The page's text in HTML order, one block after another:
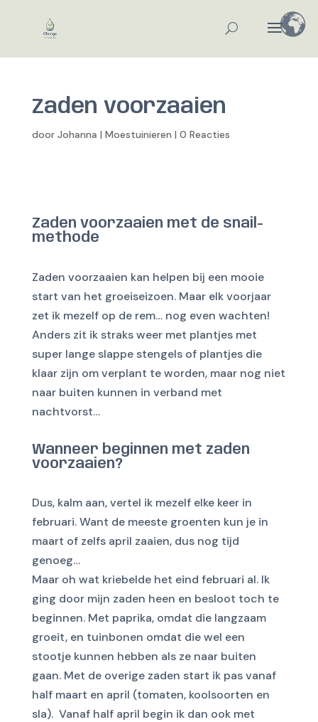
Zaden voorzaaien
door Johanna | Moestuinieren | 0 Reacties
Zaden voorzaaien met de snail-
methode
Zaden voorzaaien kan helpen bij een mooie
start van het groeiseizoen. Maar elk voorjaar
zet ik mezelf op de rem… nog even wachten!
Anders zit ik straks weer met plantjes met
super lange slappe stengels of plantjes die
klaar zijn om verplant te worden, maar nog niet
naar buiten kunnen in verband met
nachtvorst…
Wanneer beginnen met zaden
voorzaaien?
Dus, kalm aan, vertel ik mezelf elke keer in
februari. Want de meeste groenten kun je in
maart of zelfs april zaaien, dus nog tijd
genoeg…
Maar oh wat kriebelde het eind februari al. Ik
ging door mijn zaden heen en besloot toch te
beginnen. Met paprika, omdat die langzaam
groeit, en tuinbonen omdat die wel een
stootje kunnen hebben als ze naar buiten
gaan. Met de overige zaden start ik pas vanaf
half maart en april (tomaten, koolsoorten en
sla). Vanaf half april begin ik dan ook met